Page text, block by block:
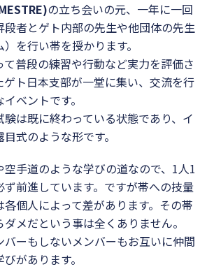
の立ち会いの元、一年に一回
段者とゲト内部の先生や他団体の先生
を行い帯を授かります。
普段の練習や行動など実力を評価さ
ト日本支部が一堂に集い、交流を行
ベントです。
は既に終わっている状態であり、イ
式のような形です。
手道のような学びの道なので、1人1
前進しています。ですが帯への技量
個人によって差があります。その帯
メだという事は全くありません。
ーもしないメンバーもお互いに仲間
があります。